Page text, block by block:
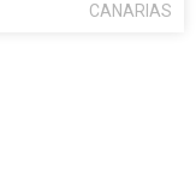
CANARIAS